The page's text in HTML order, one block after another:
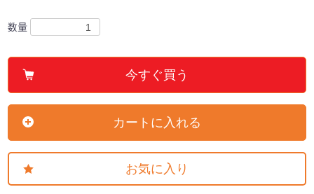
数量
今すぐ買う
カートに入れる
お気に入り